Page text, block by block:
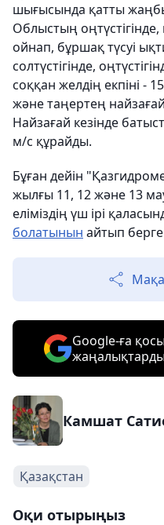
шығысында қатты
Облыстың
ойнап, бұршақ түсуі
солтүстігінде,
соққан желдің екпіні -
және таңертең
Найзағай кезінде
м/с құрайды.
Бұған дейін
жылғы 11, 12 және 13
еліміздің үш ірі
болатынын айтып
Google-ға
Камшат
Қазақстан
Оқи отырыңыз